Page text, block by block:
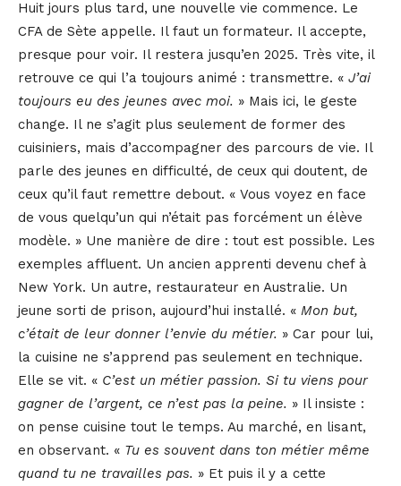
Huit jours plus tard, une nouvelle vie commence. Le
CFA de Sète appelle. Il faut un formateur. Il accepte,
presque pour voir. Il restera jusqu’en 2025. Très vite, il
retrouve ce qui l’a toujours animé : transmettre. « J’ai
toujours eu des jeunes avec moi. » Mais ici, le geste
change. Il ne s’agit plus seulement de former des
cuisiniers, mais d’accompagner des parcours de vie. Il
parle des jeunes en difficulté, de ceux qui doutent, de
ceux qu’il faut remettre debout. « Vous voyez en face
de vous quelqu’un qui n’était pas forcément un élève
modèle. » Une manière de dire : tout est possible. Les
exemples affluent. Un ancien apprenti devenu chef à
New York. Un autre, restaurateur en Australie. Un
jeune sorti de prison, aujourd’hui installé. « Mon but,
c’était de leur donner l’envie du métier. » Car pour lui,
la cuisine ne s’apprend pas seulement en technique.
Elle se vit. « C’est un métier passion. Si tu viens pour
gagner de l’argent, ce n’est pas la peine. » Il insiste :
on pense cuisine tout le temps. Au marché, en lisant,
en observant. « Tu es souvent dans ton métier même
quand tu ne travailles pas. » Et puis il y a cette